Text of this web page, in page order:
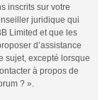
inscrits sur votre
juridique qui
Limited et que les
d’assistance
sujet, excepté lorsque
à propos de
? ».